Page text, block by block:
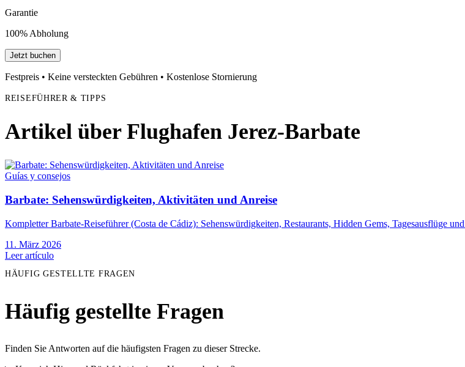
Garantie
100% Abholung
Jetzt buchen
Festpreis • Keine versteckten Gebühren • Kostenlose Stornierung
REISEFÜHRER & TIPPS
Artikel über Flughafen Jerez-Barbate
Guías y consejos
Barbate: Sehenswürdigkeiten, Aktivitäten und Anreise
Kompletter Barbate-Reiseführer (Costa de Cádiz): Sehenswürdigkeiten, Restaurants, Hidden Gems, Tagesausflüge
11. März 2026
Leer artículo
HÄUFIG GESTELLTE FRAGEN
Häufig gestellte Fragen
Finden Sie Antworten auf die häufigsten Fragen zu dieser Strecke.